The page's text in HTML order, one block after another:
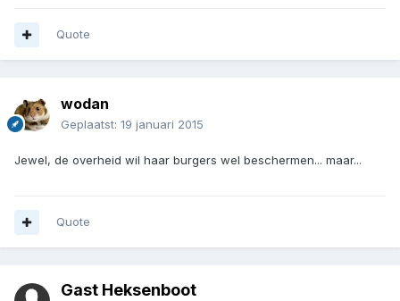
Quote
wodan
Geplaatst: 19 januari 2015
Jewel, de overheid wil haar burgers wel beschermen... maar...
Quote
Gast Heksenboot